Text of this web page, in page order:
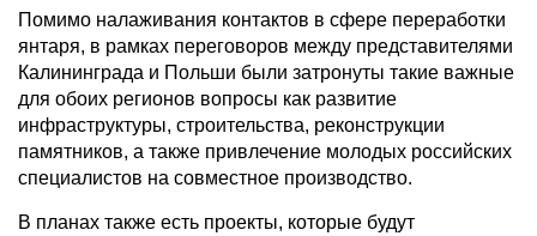
Помимо налаживания контактов в сфере переработки
янтаря, в рамках переговоров между представителями
Калининграда и Польши были затронуты такие важные
для обоих регионов вопросы как развитие
инфраструктуры, строительства, реконструкции
памятников, а также привлечение молодых российских
специалистов на совместное производство.
В планах также есть проекты, которые будут